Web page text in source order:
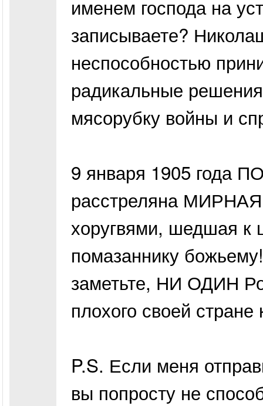
именем господа на
записываете?
неспособностью
радикальные
мясорубку войны и
9 января 1905 года
расстреляна
хоругвями, шедшая к
помазаннику
заметьте, НИ ОДИН
плохого своей
P.S. Если меня
вы попросту не